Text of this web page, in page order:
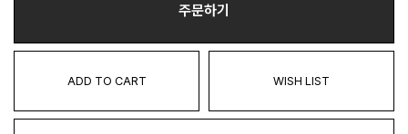
주문하기
ADD TO CART WISH LIST